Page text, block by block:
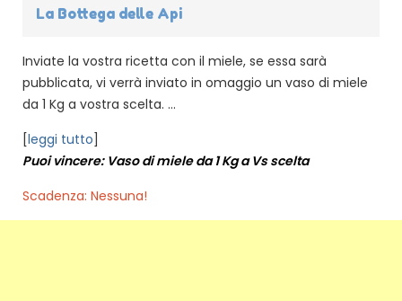
La Bottega delle Api
Inviate la vostra ricetta con il miele, se essa sarà
pubblicata, vi verrà inviato in omaggio un vaso di miele
da 1 Kg a vostra scelta. ...
[leggi tutto]
Puoi vincere: Vaso di miele da 1 Kg a Vs scelta
Scadenza: Nessuna!